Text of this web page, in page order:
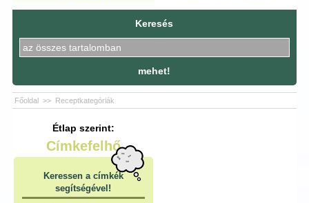
Keresés
mehet!
Főoldal >> Receptkategóriák
Étlap szerint:
Címkefelhő
Keressen a címkék
segítségével!